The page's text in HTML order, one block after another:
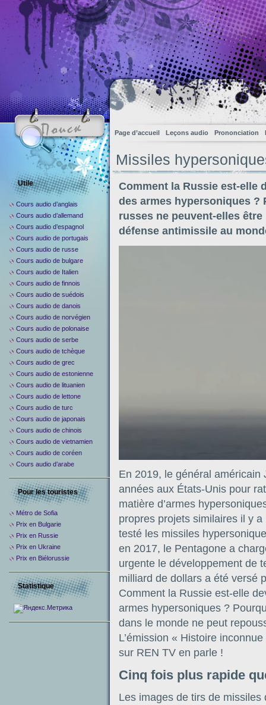
Page d’accueil Leçons audio Prononciation
Missiles
Comment la Russie est-elle
des armes hypersoniques ?
russes ne peuvent-elles
défense antimissile au
En 2019, le général américain
années aux États-Unis pour
matière d’armes
propres projets similaires il y
testé les missiles
en 2017, le Pentagone a
urgente le développement de
milliard de dollars a été versé
Comment la Russie est-elle
armes hypersoniques ?
dans le monde ne peut
L’émission « Histoire
sur REN TV en parle !
Cinq fois plus rapide
Les images de tirs de
Utile
Cours audio d’anglais
Cours audio d’allemand
Cours audio d’espagnol
Cours audio de portugais
Cours audio de russe
Cours audio de bulgare
Cours audio de Italien
Cours audio de finnois
Cours audio de suédois
Cours audio de danois
Cours audio de norvégien
Cours audio de polonaise
Cours audio de serbe
Cours audio de tchèque
Cours audio de grec
Cours audio de estonienne
Cours audio de lituanien
Cours audio de lettone
Cours audio de turc
Cours audio de japonais
Cours audio de chinois
Cours audio de vietnamien
Cours audio de coréen
Cours audio d’arabe
Pour les touristes
Métro de Sofia
Prix en Bulgarie
Prix ​​en Russie
Prix en Ukraine
Prix en Biélorussie
Statistique